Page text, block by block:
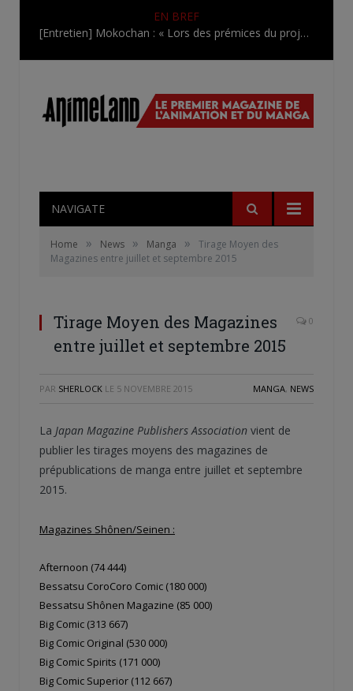
EN BREF
[Entretien] Mokochan : « Lors des prémices du projet, il était déjà demandé de suivre au mieux le manga originel.»
NAVIGATE
Home » News » Manga »
Tirage Moyen des
Magazines entre juillet et septembre 2015
Tirage Moyen des Magazines
entre juillet et septembre 2015
0
PAR SHERLOCK LE 5 NOVEMBRE 2015 MANGA, NEWS
La Japan Magazine Publishers Association vient de
publier les tirages moyens des magazines de
prépublications de manga entre juillet et septembre
2015.
Magazines Shônen/Seinen :
Afternoon (74 444)
Bessatsu CoroCoro Comic (180 000)
Bessatsu Shônen Magazine (85 000)
Big Comic (313 667)
Big Comic Original (530 000)
Big Comic Spirits (171 000)
Big Comic Superior (112 667)